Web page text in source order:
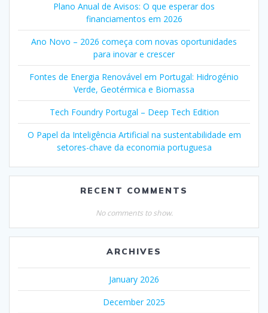
Plano Anual de Avisos: O que esperar dos
financiamentos em 2026
Ano Novo – 2026 começa com novas oportunidades
para inovar e crescer
Fontes de Energia Renovável em Portugal: Hidrogénio
Verde, Geotérmica e Biomassa
Tech Foundry Portugal – Deep Tech Edition
O Papel da Inteligência Artificial na sustentabilidade em
setores-chave da economia portuguesa
RECENT COMMENTS
No comments to show.
ARCHIVES
January 2026
December 2025